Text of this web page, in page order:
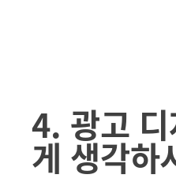
4. 광고
게 생각하